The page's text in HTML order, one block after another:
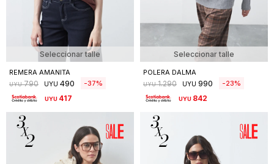
Seleccionar talle
REMERA AMANITA
UYU 790 UYU 490 37
UYU 417
Seleccionar talle
POLERA DALMA
UYU 1.290 UYU 990 23
UYU 842